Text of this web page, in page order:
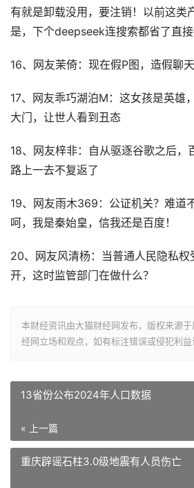
有就是卸载没用，要注销！以前这类
是，下个deepseek连搜索都省了直
16、网友茉倚：现在假P图，造假聊
17、网友乖巧湖泊M：这女孩是英雄
大门，让世人看到丑态
18、网友梓非：自从驱逐谷歌之后，
路上一去不复返了
19、网友雨木369：公证机关？难道
呵，我是秦始皇，信我还是百度！
20、网友风清杨：当普通人民隐私权
开，这时监管部门在做什么？
本财经资讯由大猫财经网发布，版权来源
经网立场和观点，如有标注错误或侵犯利益
13省份公布2024年人口数据
« 上一篇
重庆辟谣石柱3.0级地震有人员伤亡